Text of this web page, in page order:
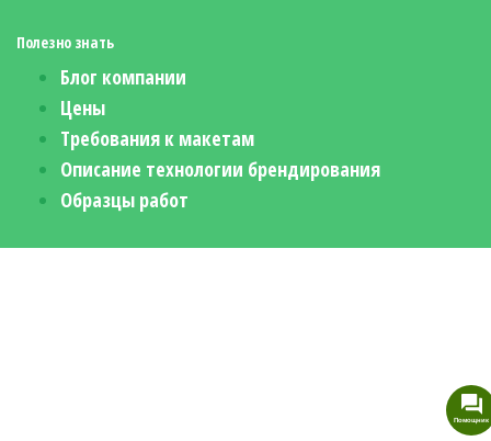
Полезно знать
Блог компании
Цены
Требования к макетам
Описание технологии брендирования
Образцы работ
Помощник